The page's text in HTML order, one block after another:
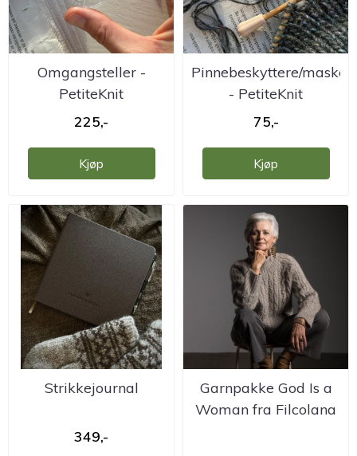
Omgangsteller -
PetiteKnit
225,-
Kjøp
Pinnebeskyttere/
- PetiteKnit
75,-
Kjøp
Strikkejournal
349,-
Garnpakke God Is a
Woman fra Filcolana